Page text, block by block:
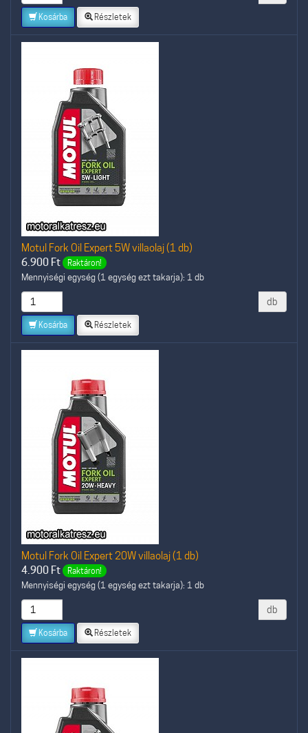
Kosárba Részletek
Motul Fork Oil Expert 5W villaolaj (1 db)
6.900 Ft Raktáron!
Mennyiségi egység (1 egység ezt takarja): 1 db
db
Kosárba Részletek
Motul Fork Oil Expert 20W villaolaj (1 db)
4.900 Ft Raktáron!
Mennyiségi egység (1 egység ezt takarja): 1 db
db
Kosárba Részletek